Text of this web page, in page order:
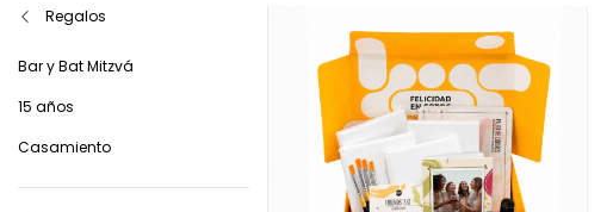
Regalos
Bar y Bat Mitzvá
15 años
Casamiento